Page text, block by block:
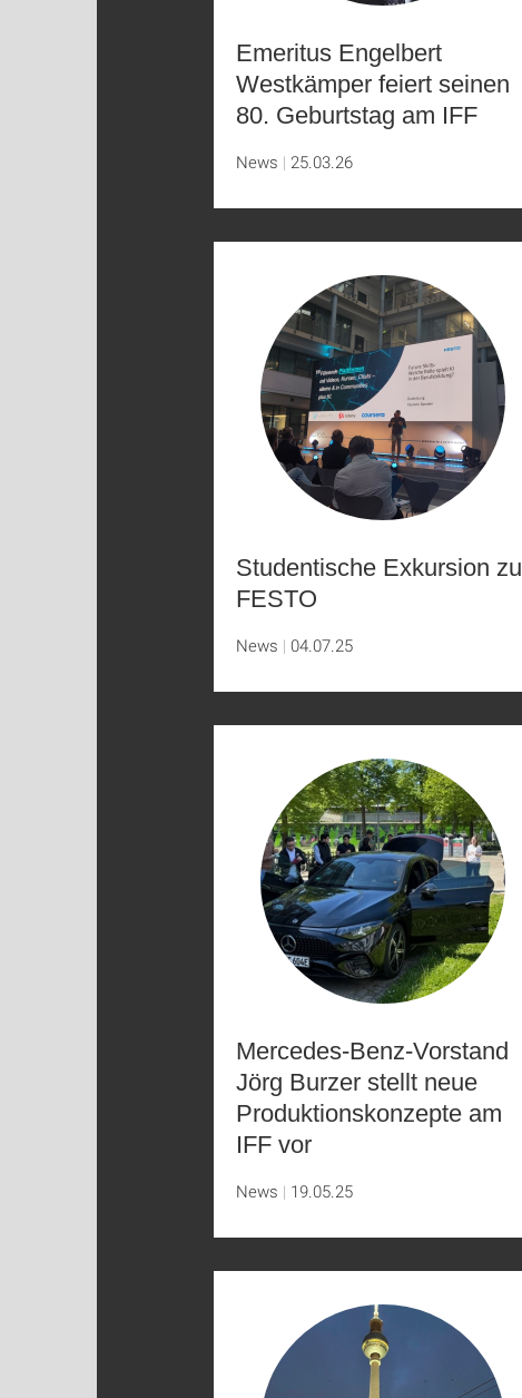
Emeritus Engelbert
Westkämper feiert seinen
80. Geburtstag am IFF
News 25.03.26
Studentische Exkursion zu
FESTO
News 04.07.25
Mercedes-Benz-Vorstand
Jörg Burzer stellt neue
Produktionskonzepte am
IFF vor
News 19.05.25